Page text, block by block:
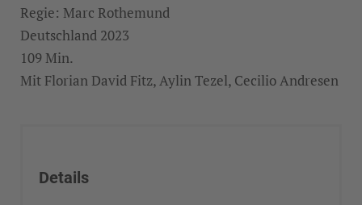
Details
Regie: Marc Rothemund
Deutschland 2023
109 Min.
Mit Florian David Fitz, Aylin Tezel, Cecilio Andresen